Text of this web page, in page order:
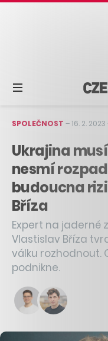
SPOLEČNOST –16. 2. 2023
Ukrajina
nesmí
budoucna
Bříza
Expert na jaderné
Vlastislav Bříza
válku rozhodnout.
podnikne.